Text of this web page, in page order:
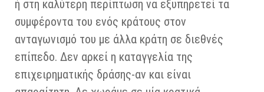
ή στη καλύτερη περίπτωση να εξυπηρετεί τα
συμφέροντα του ενός κράτους στον
ανταγωνισμό του με άλλα κράτη σε διεθνές
επίπεδο. Δεν αρκεί η καταγγελία της
επιχειρηματικής δράσης-αν και είναι